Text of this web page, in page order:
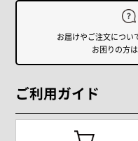
お届けやご注文につい
お困りの方
ご利用ガイド